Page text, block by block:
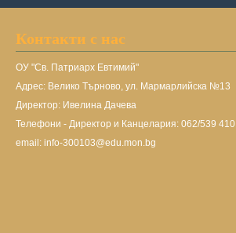
Контакти с нас
ОУ "Св. Патриарх Евтимий"
Адрес: Велико Търново, ул. Мармарлийска №13
Директор: Ивелина Дачева
Телефони - Директор и Канцелария: 062/539 410
email: info-300103@edu.mon.bg